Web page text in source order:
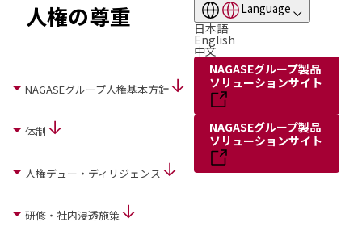
Language
日本語
English
中文
NAGASEグループ製品
ソリューションサイト
NAGASEグループ製品
ソリューションサイト
役員・執行役員
人権の尊重
NAGASEグループ人権基本方針
体制
人権デュー・ディリジェンス
研修・社内浸透施策